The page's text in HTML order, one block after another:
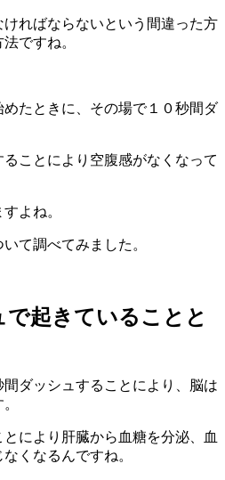
ればならないという間違った方
ですね。
たときに、その場で１０秒間ダ
ことにより空腹感がなくなって
よね。
て調べてみました。
で起きていることと
ダッシュすることにより、脳は
により肝臓から血糖を分泌、血
くなるんですね。